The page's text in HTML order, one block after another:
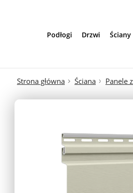
Podłogi Drzwi Ściany
Strona główna Ściana Panele